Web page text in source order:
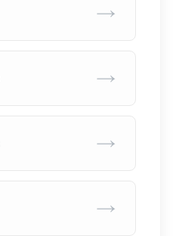
→
→
→
→